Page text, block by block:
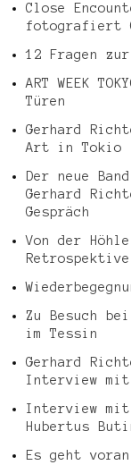
Close
fotografiert
12 Fragen
ART WEEK
Türen
Gerhard
Art in Tokio
Der neue
Gerhard
Gespräch
Von der
Zu Besuch
im Tessin
Gerhard
Interview mit
Interview
Hubertus
Es geht voran.